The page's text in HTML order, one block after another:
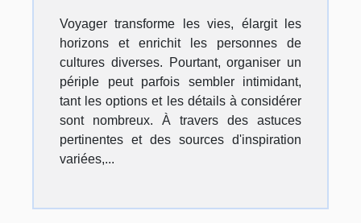
Voyager transforme les vies, élargit les
horizons et enrichit les personnes de
cultures diverses. Pourtant, organiser un
périple peut parfois sembler intimidant,
tant les options et les détails à considérer
sont nombreux. À travers des astuces
pertinentes et des sources d'inspiration
variées,...